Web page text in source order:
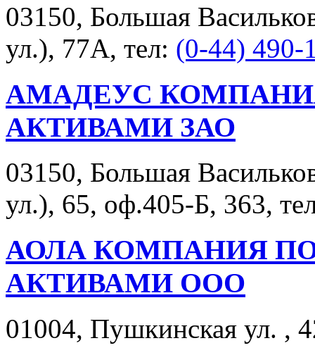
03150, Большая
ул.), 77А, тел: (0-44) 490-
АМАДЕУС
АКТИВАМИ ЗАО
03150, Большая
ул.), 65, оф.405-Б, 363,
АОЛА КОМПАНИЯ
АКТИВАМИ ООО
01004, Пушкинская ул. ,